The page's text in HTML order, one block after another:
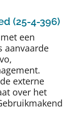
(25-4-396)
een
aanvaarde
externe
over het